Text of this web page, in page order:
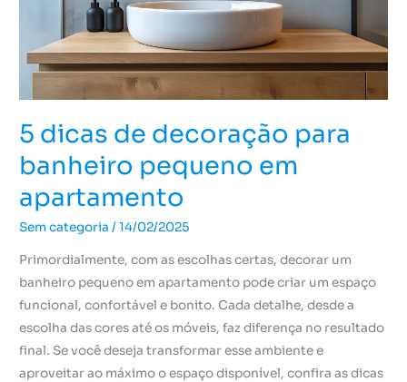
5 dicas de decoração para
banheiro pequeno em
apartamento
Sem categoria /14/02/2025
Primordialmente, com as escolhas certas, decorar um
banheiro pequeno em apartamento pode criar um espaço
funcional, confortável e bonito. Cada detalhe, desde a
escolha das cores até os móveis, faz diferença no resultado
final. Se você deseja transformar esse ambiente e
aproveitar ao máximo o espaço disponível, confira as dicas
banheiro
pequeno
em
apartamento